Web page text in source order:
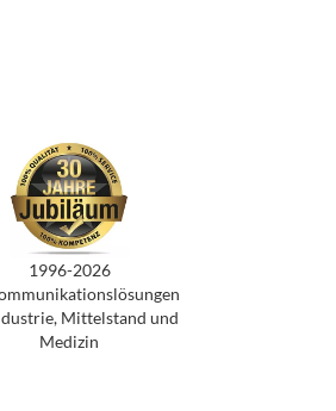
1996-2026
Mittelstand und
Medizin